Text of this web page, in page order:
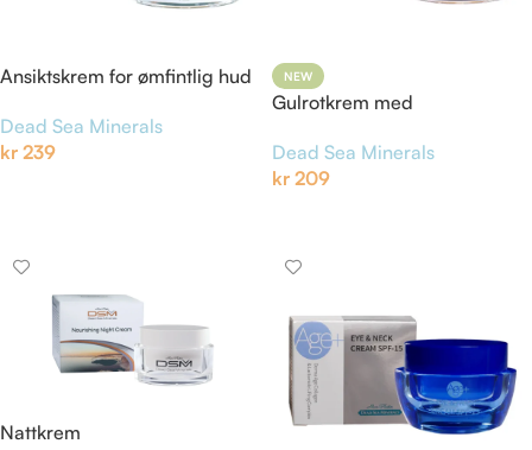
Ansiktskrem for ømfintlig hud
propolis
Dead Sea Minerals
kr 239
NEW
Gulrotkrem med
Dead Sea Minerals
kr 209
Nattkrem